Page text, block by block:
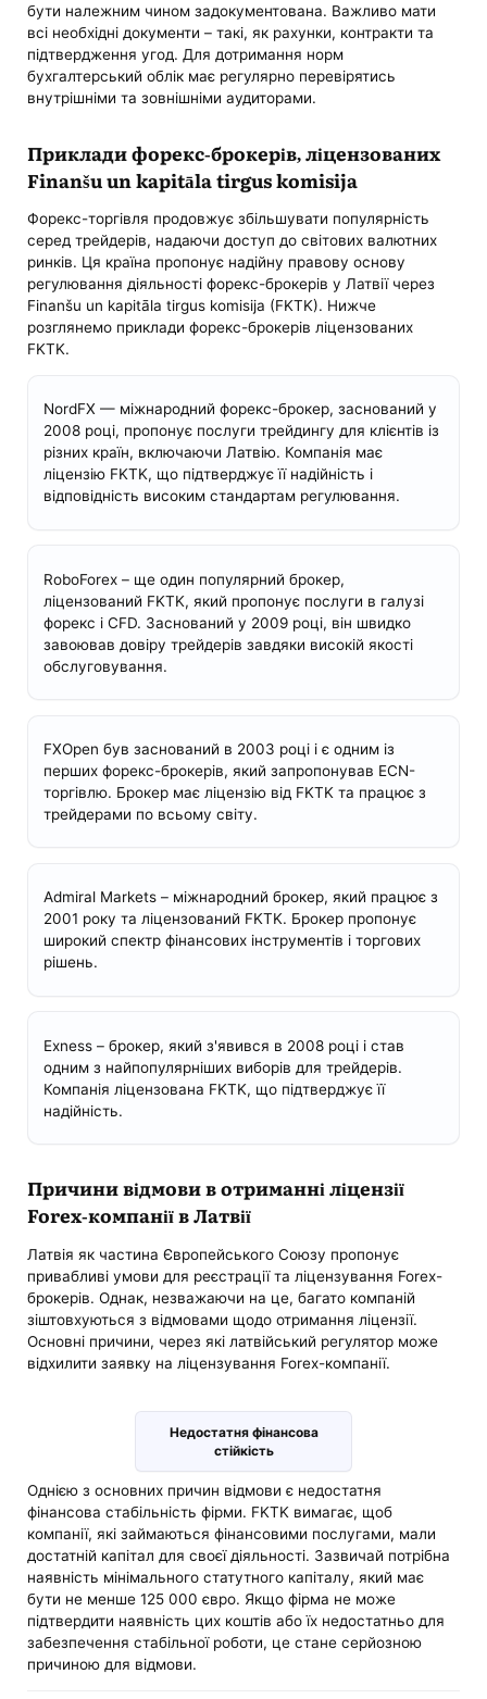
бути належним чином задокументована. Важливо мати
всі необхідні документи – такі, як рахунки, контракти та
підтвердження угод. Для дотримання норм
бухгалтерський облік має регулярно перевірятись
внутрішніми та зовнішніми аудиторами.
Приклади форекс-брокерів, ліцензованих
Finanšu un kapitāla tirgus komisija
Форекс-торгівля продовжує збільшувати популярність
серед трейдерів, надаючи доступ до світових валютних
ринків. Ця країна пропонує надійну правову основу
регулювання діяльності форекс-брокерів у Латвії через
Finanšu un kapitāla tirgus komisija (FKTK). Нижче
розглянемо приклади форекс-брокерів ліцензованих
FKTK.
NordFX — міжнародний форекс-брокер, заснований у
2008 році, пропонує послуги трейдингу для клієнтів із
різних країн, включаючи Латвію. Компанія має
ліцензію FKTK, що підтверджує її надійність і
відповідність високим стандартам регулювання.
RoboForex – ще один популярний брокер,
ліцензований FKTK, який пропонує послуги в галузі
форекс і CFD. Заснований у 2009 році, він швидко
завоював довіру трейдерів завдяки високій якості
обслуговування.
FXOpen був заснований в 2003 році і є одним із
перших форекс-брокерів, який запропонував ECN-
торгівлю. Брокер має ліцензію від FKTK та працює з
трейдерами по всьому світу.
Admiral Markets – міжнародний брокер, який працює з
2001 року та ліцензований FKTK. Брокер пропонує
широкий спектр фінансових інструментів і торгових
рішень.
Exness – брокер, який з'явився в 2008 році і став
одним з найпопулярніших виборів для трейдерів.
Компанія ліцензована FKTK, що підтверджує її
надійність.
Причини відмови в отриманні ліцензії
Forex-компанії в Латвії
Латвія як частина Європейського Союзу пропонує
привабливі умови для реєстрації та ліцензування Forex-
брокерів. Однак, незважаючи на це, багато компаній
зіштовхуються з відмовами щодо отримання ліцензії.
Основні причини, через які латвійський регулятор може
відхилити заявку на ліцензування Forex-компанії.
Недостатня фінансова
стійкість
Однією з основних причин відмови є недостатня
фінансова стабільність фірми. FKTK вимагає, щоб
компанії, які займаються фінансовими послугами, мали
достатній капітал для своєї діяльності. Зазвичай потрібна
наявність мінімального статутного капіталу, який має
бути не менше 125 000 євро. Якщо фірма не може
підтвердити наявність цих коштів або їх недостатньо для
забезпечення стабільної роботи, це стане серйозною
причиною для відмови.